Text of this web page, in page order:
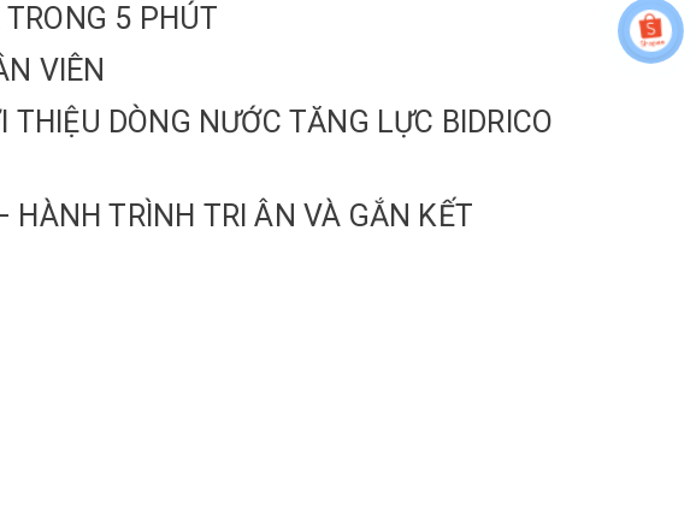
5 PHÚT
VIÊN
DÒNG NƯỚC TĂNG LỰC BIDRICO
HÀNH TRÌNH TRI ÂN VÀ GẮN KẾT